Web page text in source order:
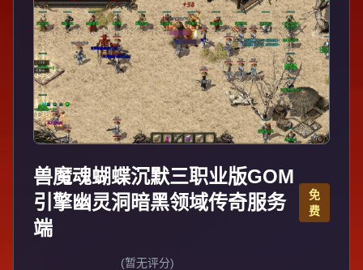
兽魔魂蝴蝶沉默三职业版GOM
引擎幽灵洞暗黑领域传奇服务
端
免
费
(暂无评分)